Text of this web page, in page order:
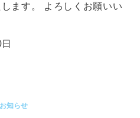
ます。 よろしくお願いい
知らせ